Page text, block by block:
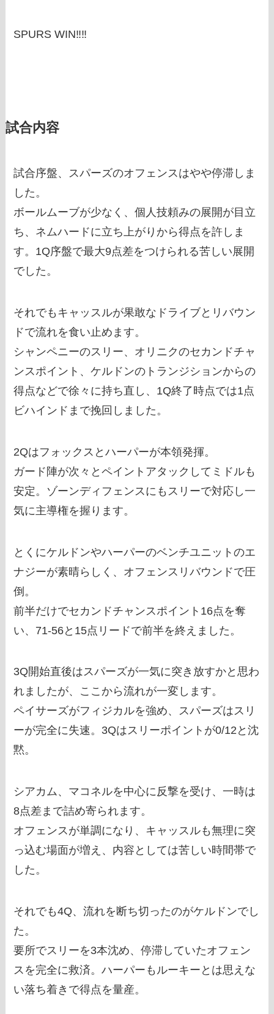
SPURS WIN‼‼
試合内容
試合序盤、スパーズのオフェンスはやや停滞しま
した。
ボールムーブが少なく、個人技頼みの展開が目立
ち、ネムハードに立ち上がりから得点を許しま
す。1Q序盤で最大9点差をつけられる苦しい展開
でした。
それでもキャッスルが果敢なドライブとリバウン
ドで流れを食い止めます。
シャンペニーのスリー、オリニクのセカンドチャ
ンスポイント、ケルドンのトランジションからの
得点などで徐々に持ち直し、1Q終了時点では1点
ビハインドまで挽回しました。
2Qはフォックスとハーパーが本領発揮。
ガード陣が次々とペイントアタックしてミドルも
安定。ゾーンディフェンスにもスリーで対応し一
気に主導権を握ります。
とくにケルドンやハーパーのベンチユニットのエ
ナジーが素晴らしく、オフェンスリバウンドで圧
倒。
前半だけでセカンドチャンスポイント16点を奪
い、71-56と15点リードで前半を終えました。
3Q開始直後はスパーズが一気に突き放すかと思わ
れましたが、ここから流れが一変します。
ペイサーズがフィジカルを強め、スパーズはスリ
ーが完全に失速。3Qはスリーポイントが0/12と沈
黙。
シアカム、マコネルを中心に反撃を受け、一時は
8点差まで詰め寄られます。
オフェンスが単調になり、キャッスルも無理に突
っ込む場面が増え、内容としては苦しい時間帯で
した。
それでも4Q、流れを断ち切ったのがケルドンでし
た。
要所でスリーを3本沈め、停滞していたオフェン
スを完全に救済。ハーパーもルーキーとは思えな
い落ち着きで得点を量産。